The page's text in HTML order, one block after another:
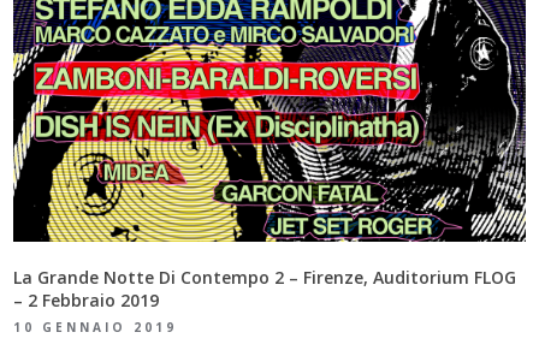
La Grande Notte Di Contempo 2 – Firenze, Auditorium FLOG
– 2 Febbraio 2019
10 GENNAIO 2019